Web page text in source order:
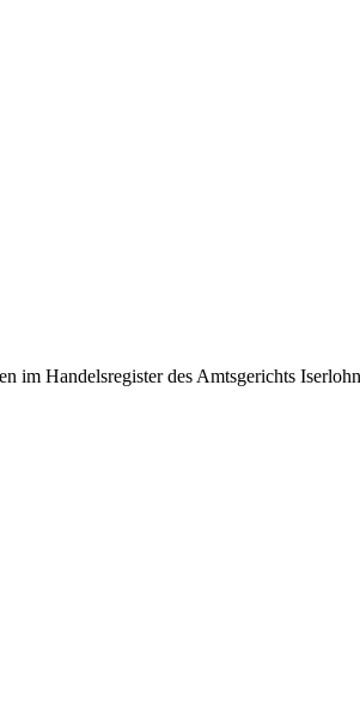
Handelsregister des Amtsgerichts